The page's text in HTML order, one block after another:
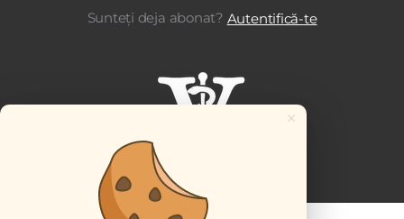
Sunteți deja abonat? Autentifică-te
×